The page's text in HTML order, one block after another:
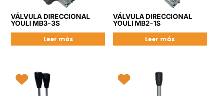
VÁLVULA DIRECCIONAL
YOULI MB3-3S
Leer más
VÁLVULA DIRECCIONAL
YOULI MB2-1S
Leer más